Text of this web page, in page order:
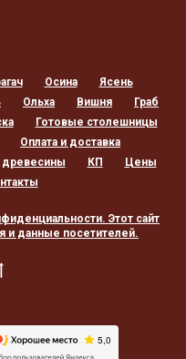
Осина
Ясень
Ольха Вишня
Граб
Готовые столешницы
Оплата и доставка
древесины КП
Цены
. Этот сайт
и данные посетителей.